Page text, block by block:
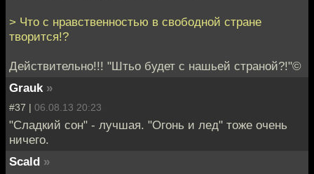
> Что с нравственностью в свободной стране
творится!?
Действительно!!! "Штьо будет с нашьей страной?!"©
Grauk »
#37 | 06.08.13 20:23
"Сладкий сон" - лучшая. "Огонь и лед" тоже очень
ничего.
Scald »